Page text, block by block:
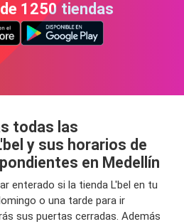
1250 tiendas
todas las
y sus horarios de
en Medellín
enterado si la tienda L'bel en tu
o una tarde para ir
sus puertas cerradas. Además